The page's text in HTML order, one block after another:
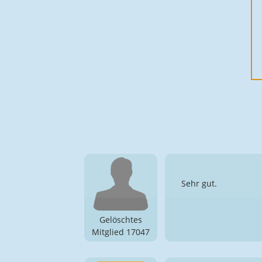
Gelöschtes
Mitglied 17047
Sehr gut.